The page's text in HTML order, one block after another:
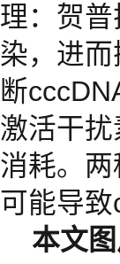
理：贺
染，进
断
激活干
消耗。
可能导致
本文